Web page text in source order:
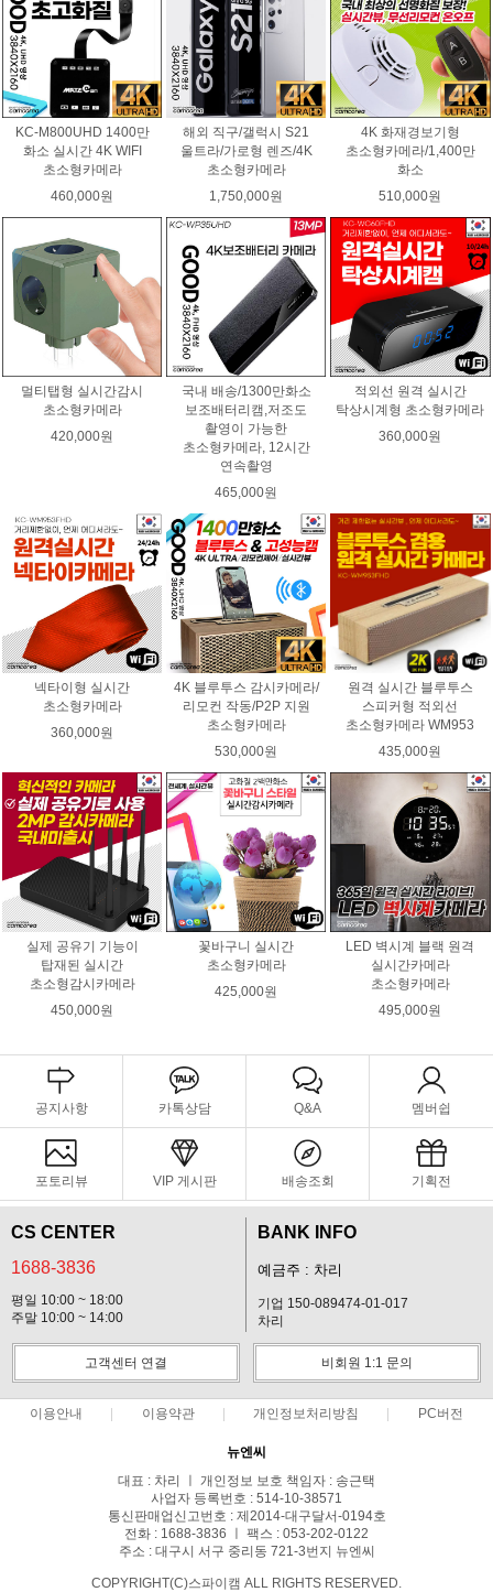
KC-M800UHD 1400만
화소 실시간 4K WIFI
초소형카메라
460,000원
해외 직구/갤럭시 S21
울트라/가로형 렌즈/4K
초소형카메라
1,750,000원
4K 화재경보기형
초소형카메라/1,400만
화소
510,000원
멀티탭형 실시간감시
초소형카메라
420,000원
국내 배송/1300만화소
보조배터리캠,저조도
촬영이 가능한
초소형카메라, 12시간
연속촬영
465,000원
적외선 원격 실시간
탁상시계형 초소형카메라
360,000원
넥타이형 실시간
초소형카메라
360,000원
4K 블루투스 감시카메라/
리모컨 작동/P2P 지원
초소형카메라
530,000원
원격 실시간 블루투스
스피커형 적외선
초소형카메라 WM953
435,000원
실제 공유기 기능이
탑재된 실시간
초소형감시카메라
450,000원
꽃바구니 실시간
초소형카메라
425,000원
LED 벽시계 블랙 원격
실시간카메라
초소형카메라
495,000원
공지사항 카톡상담 Q&A 멤버쉽
포토리뷰 VIP 게시판 배송조회 기획전
CS CENTER
1688-3836
평일 10:00 ~ 18:00
주말 10:00 ~ 14:00
BANK INFO
예금주 : 차리
기업 150-089474-01-017
차리
고객센터 연결 비회원 1:1 문의
이용안내 이용약관 개인정보처리방침 PC버전
뉴엔씨
대표 : 차리 ㅣ 개인정보 보호 책임자 : 송근택
사업자 등록번호 : 514-10-38571
통신판매업신고번호 : 제2014-대구달서-0194호
전화 : 1688-3836 ㅣ 팩스 : 053-202-0122
주소 : 대구시 서구 중리동 721-3번지 뉴엔씨
COPYRIGHT(C)스파이캠 ALL RIGHTS RESERVED.